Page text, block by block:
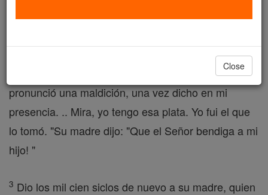
Micayehu .
Le dijo a su madre: "Los mil cien siclos de plata
que te fueron hurtados, y sobre el cual usted
pronunció una maldición, una vez dicho en mi
presencia. .. Mira, yo tengo esa plata. Yo fui el que
lo tomó. "Su madre dijo: "Que el Señor bendiga a mi
hijo! "
3 Dio los mil cien siclos de nuevo a su madre, quien
Close